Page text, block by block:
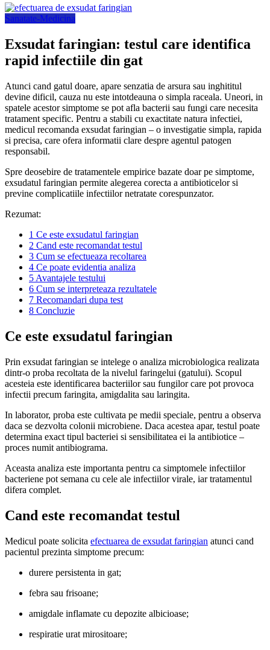
Sanatate-Medicina
Exsudat faringian: testul care identifica
rapid infectiile din gat
Atunci cand gatul doare, apare senzatia de arsura sau inghititul
devine dificil, cauza nu este intotdeauna o simpla raceala. Uneori, in
spatele acestor simptome se pot afla bacterii sau fungi care necesita
tratament specific. Pentru a stabili cu exactitate natura infectiei,
medicul recomanda exsudat faringian – o investigatie simpla, rapida
si precisa, care ofera informatii clare despre agentul patogen
responsabil.
Spre deosebire de tratamentele empirice bazate doar pe simptome,
exsudatul faringian permite alegerea corecta a antibioticelor si
previne complicatiile infectiilor netratate corespunzator.
Rezumat:
1 Ce este exsudatul faringian
2 Cand este recomandat testul
3 Cum se efectueaza recoltarea
4 Ce poate evidentia analiza
5 Avantajele testului
6 Cum se interpreteaza rezultatele
7 Recomandari dupa test
8 Concluzie
Ce este exsudatul faringian
Prin exsudat faringian se intelege o analiza microbiologica realizata
dintr-o proba recoltata de la nivelul faringelui (gatului). Scopul
acesteia este identificarea bacteriilor sau fungilor care pot provoca
infectii precum faringita, amigdalita sau laringita.
In laborator, proba este cultivata pe medii speciale, pentru a observa
daca se dezvolta colonii microbiene. Daca acestea apar, testul poate
determina exact tipul bacteriei si sensibilitatea ei la antibiotice –
proces numit antibiograma.
Aceasta analiza este importanta pentru ca simptomele infectiilor
bacteriene pot semana cu cele ale infectiilor virale, iar tratamentul
difera complet.
Cand este recomandat testul
Medicul poate solicita efectuarea de exsudat faringian atunci cand
pacientul prezinta simptome precum:
durere persistenta in gat;
febra sau frisoane;
amigdale inflamate cu depozite albicioase;
respiratie urat mirositoare;